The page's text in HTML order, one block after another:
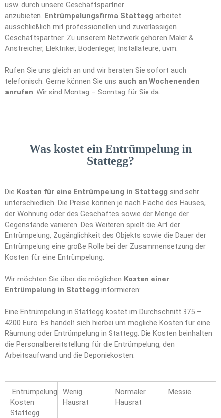
usw. durch unsere Geschäftspartner
anzubieten. Entrümpelungsfirma Stattegg arbeitet
ausschließlich mit professionellen und zuverlässigen
Geschäftspartner. Zu unserem Netzwerk gehören Maler &
Anstreicher, Elektriker, Bodenleger, Installateure, uvm.
Rufen Sie uns gleich an und wir beraten Sie sofort auch
telefonisch. Gerne können Sie uns auch an Wochenenden
anrufen. Wir sind Montag – Sonntag für Sie da.
Was kostet ein Entrümpelung in
Stattegg?
Die Kosten für eine Entrümpelung in Stattegg sind sehr
unterschiedlich. Die Preise können je nach Fläche des Hauses,
der Wohnung oder des Geschäftes sowie der Menge der
Gegenstände variieren. Des Weiteren spielt die Art der
Entrümpelung, Zugänglichkeit des Objekts sowie die Dauer der
Entrümpelung eine große Rolle bei der Zusammensetzung der
Kosten für eine Entrümpelung.
Wir möchten Sie über die möglichen Kosten einer
Entrümpelung in Stattegg informieren:
Eine Entrümpelung in Stattegg kostet im Durchschnitt 375 –
4200 Euro. Es handelt sich hierbei um mögliche Kosten für eine
Räumung oder Entrümpelung in Stattegg. Die Kosten beinhalten
die Personalbereitstellung für die Entrümpelung, den
Arbeitsaufwand und die Deponiekosten.
Entrümpelung
Kosten
Stattegg
Wenig
Hausrat
Normaler
Hausrat
Messie